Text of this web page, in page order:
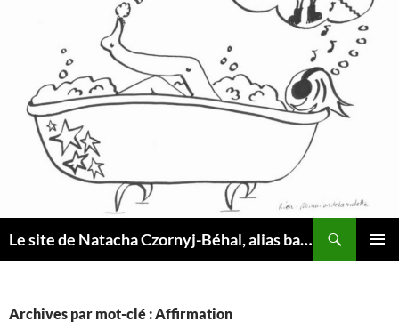
Le site de Natacha Czornyj-Béhal, alias baindemousse
Archives par mot-clé : Affirmation